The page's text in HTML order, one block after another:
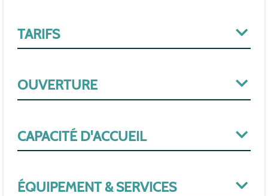
TARIFS
OUVERTURE
CAPACITÉ D'ACCUEIL
ÉQUIPEMENT & SERVICES